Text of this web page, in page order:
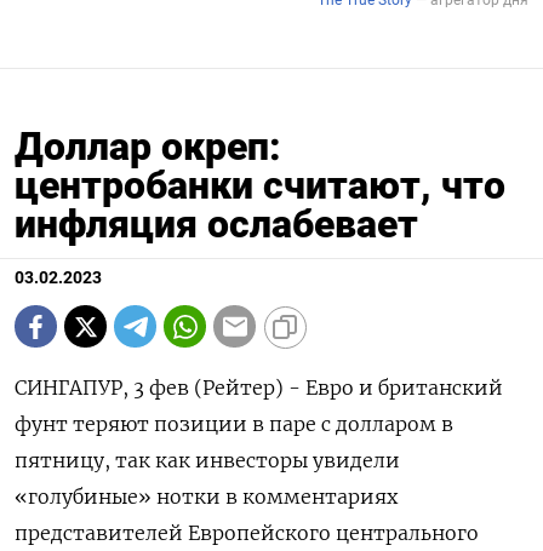
Доллар окреп:
центробанки считают, что
инфляция ослабевает
03.02.2023
СИНГАПУР, 3 фев (Рейтер) - Евро и британский
фунт теряют позиции в паре с долларом в
пятницу, так как инвесторы увидели
«голубиные» нотки в комментариях
представителей Европейского центрального